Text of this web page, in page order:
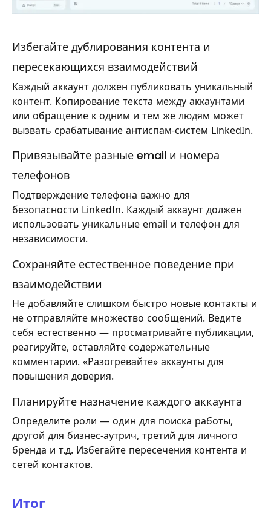
Избегайте дублирования контента и
пересекающихся взаимодействий
Каждый аккаунт должен публиковать уникальный
контент. Копирование текста между аккаунтами
или обращение к одним и тем же людям может
вызвать срабатывание антиспам-систем LinkedIn.
Привязывайте разные email и номера
телефонов
Подтверждение телефона важно для
безопасности LinkedIn. Каждый аккаунт должен
использовать уникальные email и телефон для
независимости.
Сохраняйте естественное поведение при
взаимодействии
Не добавляйте слишком быстро новые контакты и
не отправляйте множество сообщений. Ведите
себя естественно — просматривайте публикации,
реагируйте, оставляйте содержательные
комментарии. «Разогревайте» аккаунты для
повышения доверия.
Планируйте назначение каждого аккаунта
Определите роли — один для поиска работы,
другой для бизнес-аутрич, третий для личного
бренда и т.д. Избегайте пересечения контента и
сетей контактов.
Итог